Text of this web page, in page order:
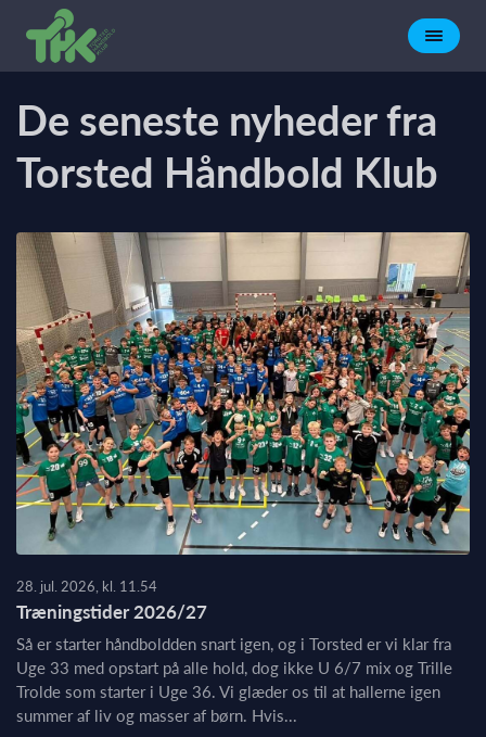
De seneste nyheder fra
Torsted Håndbold Klub
28. jul. 2026, kl. 11.54
Træningstider 2026/27
Så er starter håndboldden snart igen, og i Torsted er vi klar fra
Uge 33 med opstart på alle hold, dog ikke U 6/7 mix og Trille
Trolde som starter i Uge 36. Vi glæder os til at hallerne igen
summer af liv og masser af børn. Hvis...